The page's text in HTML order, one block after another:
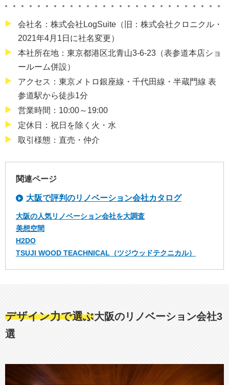
会社名：株式会社LogSuite（旧：株式会社クロニクル・
2021年4月1日に社名変更）
本社所在地：東京都港区北⻘⼭3-6-23（表参道本店ショ
ールーム併設）
アクセス：東京メトロ銀座線・千代田線・半蔵門線 表
参道駅から徒歩1分
営業時間：10:00～19:00
定休日：祝日を除く火・水
取引様態：直売・仲介
関連ページ
大阪で評判のリノベーション会社カタログ
大阪の人気リノベーション会社を大調査
美想空間
H2DO
TSUJI WOOD TEACHNICAL（ツジウッドテクニカル）
デザイン力で選ぶ大阪のリノベーション会社3
選